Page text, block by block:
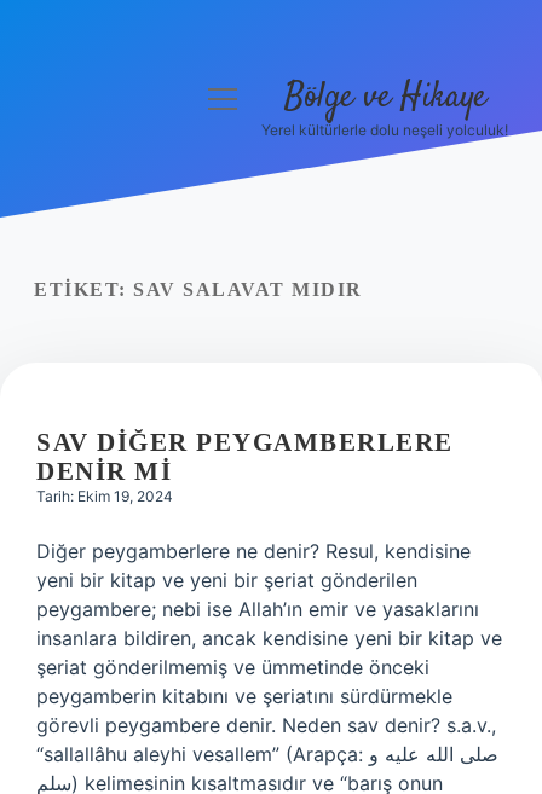
Yasal Uyarı
menüyü
Bölge ve Hikaye
Yerel kültürlerle dolu neşeli yolculuk!
ETIKET: SAV SALAVAT MIDIR
SAV DIĞER PEYGAMBERLERE
DENIR MI
Tarih: Ekim 19, 2024
Diğer peygamberlere ne denir? Resul, kendisine
yeni bir kitap ve yeni bir şeriat gönderilen
peygambere; nebi ise Allah’ın emir ve yasaklarını
insanlara bildiren, ancak kendisine yeni bir kitap ve
şeriat gönderilmemiş ve ümmetinde önceki
peygamberin kitabını ve şeriatını sürdürmekle
görevli peygambere denir. Neden sav denir? s.a.v.,
“sallallâhu aleyhi vesallem” (Arapça: صلى الله عليه و
سلم) kelimesinin kısaltmasıdır ve “barış onun